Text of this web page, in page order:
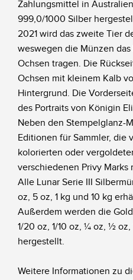
Zahlungsmittel in
999,0/1000 Silber
2021 wird das zweite Tier
weswegen die Münzen
Ochsen tragen. Die
Ochsen mit kleinem Kalb
Hintergrund. Die
des Portraits von Königin
Neben den Stempelglanz-
Editionen für Sammler, die
kolorierten oder
verschiedenen Privy Marks
Alle Lunar Serie III
oz, 5 oz, 1 kg und 10 kg
Außerdem werden die
1/20 oz, 1/10 oz, ¼ oz, ½ oz,
hergestellt.
Weitere Informationen zu